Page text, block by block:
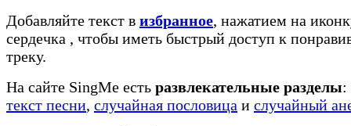
Добавляйте текст в избранное, нажатием на
сердечка , чтобы иметь быстрый доступ к
треку.
На сайте SingMe есть развлекательные разделы:
текст песни, случайная пословица и случайный